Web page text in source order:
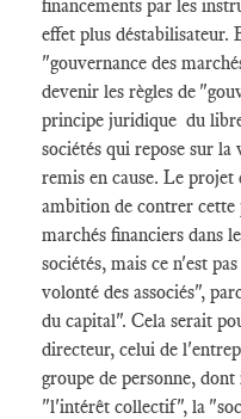
financements par les
effet plus déstabilisateur.
"gouvernance des
devenir les règles de
principe juridique du
sociétés qui repose sur la
remis en cause. Le
ambition de contrer cette
marchés financiers dans
sociétés, mais ce n'est
volonté des associés",
du capital". Cela serait
directeur, celui de
groupe de personne,
"l'intérêt collectif", la